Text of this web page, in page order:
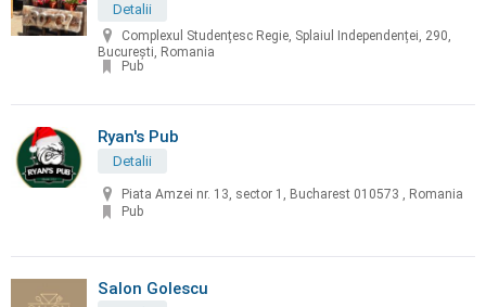
Detalii
Complexul Studențesc Regie, Splaiul Independenței, 290,
București, Romania
Pub
Ryan's Pub
Detalii
Piata Amzei nr. 13, sector 1, Bucharest 010573 , Romania
Pub
Salon Golescu